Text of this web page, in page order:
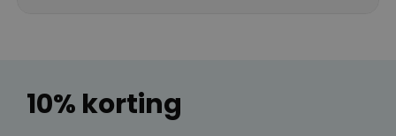
10% korting